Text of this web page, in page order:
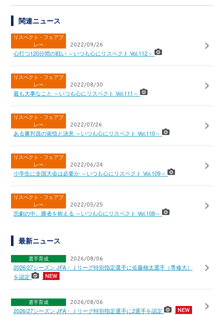
関連ニュース
リスペクト・フェアプ
レー
2022/09/26
心打つ120分間の戦い ～いつも心にリスペクト Vol.112～
リスペクト・フェアプ
レー
2022/08/30
最も大事なこと ～いつも心にリスペクト Vol.111～
リスペクト・フェアプ
レー
2022/07/26
ある審判員の覚悟と決意 ～いつも心にリスペクト Vol.110～
リスペクト・フェアプ
レー
2022/06/24
小学生に全国大会は必要か ～いつも心にリスペクト Vol.109～
リスペクト・フェアプ
レー
2022/05/25
悲劇の中、勝者を称える ～いつも心にリスペクト Vol.108～
最新ニュース
選手育成 2026/08/06
2026/27シーズン JFA・Ｊリーグ特別指定選手に佐藤柚太選手（専修大）
を認定
選手育成 2026/08/06
2026/27シーズン JFA・Ｊリーグ特別指定選手に2選手を認定